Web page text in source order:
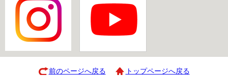
前のページへ戻る トップページへ戻る